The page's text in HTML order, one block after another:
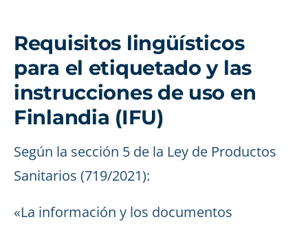
Requisitos lingüísticos
para el etiquetado y las
instrucciones de uso en
Finlandia (IFU)
Según la sección 5 de la Ley de Productos
Sanitarios (719/2021):
«La información y los documentos